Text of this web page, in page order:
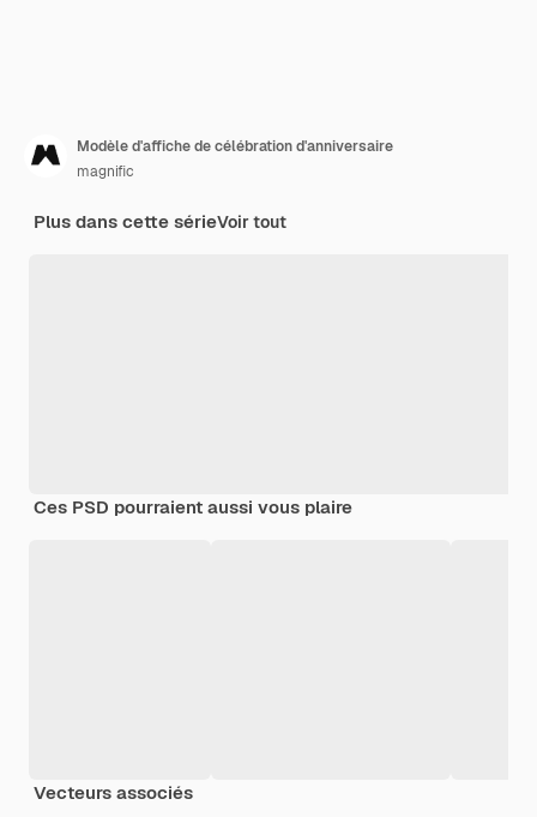
Modèle d'affiche de célébration d'anniversaire
magnific
Plus dans cette sérieVoir tout
Ces PSD pourraient aussi vous plaire
Vecteurs associés